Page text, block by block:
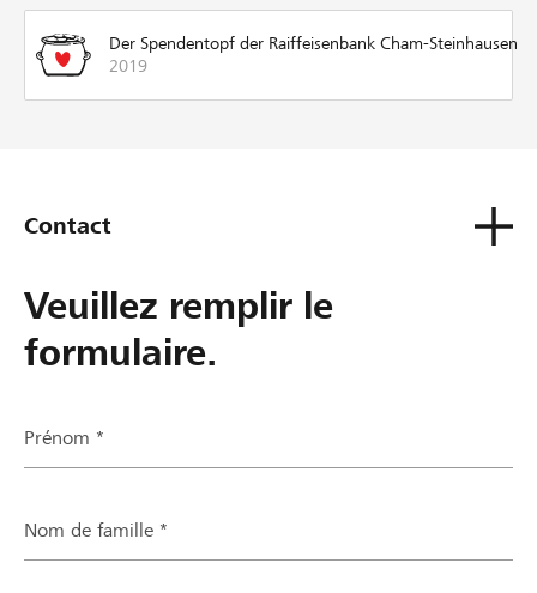
Der Spendentopf der Raiffeisenbank Cham-Steinhausen
2019
Contact
Veuillez remplir le
formulaire.
Prénom *
Nom de famille *